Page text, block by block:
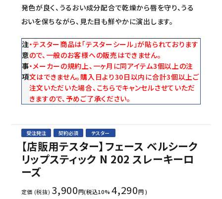
発色が良く、うるおい成分配合で乾燥から唇を守り、うる
おいを保ちながら、見た目も鮮やかに演出します。
注
意
事
項
・テスター商品は「テスターシール」が貼られております
ので、一般のお客様への販売はできません。
・メーカーの規約上、一ヶ月に同アイテム3個以上の注
文はできません。購入日より30日以内に合計3個以上ご
注文いただいた場合、こちらでキャンセルさせていただ
きますので、予めご了承ください。
受注発注 契約必須 テスター
【店販用テスター】フェース ベルシーク
リップスティック N 202 スレーキーロ
ーズ
定価 (税抜) 3,900円(税込10%4,290円 )